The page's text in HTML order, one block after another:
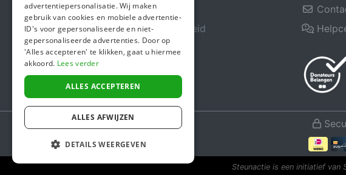
In de media
Veiligheid & Betrouwbaarheid
Algemene voorwaarden
Privacybeleid
Cookiebeleid
Steunactie is een initiatief van
advertentiepersonalisatie. Wij maken
gebruik van cookies en mobiele advertentie-
ID's voor gepersonaliseerde en niet-
gepersonaliseerde advertenties. Door op
'Alles accepteren' te klikken, gaat u hiermee
akkoord. Lees verder
ALLES ACCEPTEREN
ALLES AFWIJZEN
DETAILS WEERGEVEN